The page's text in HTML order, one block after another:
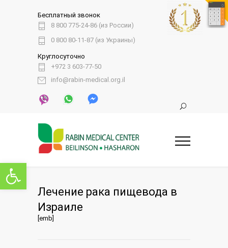
Открыть панель инструментов
Бесплатный звонок
8 800 775-24-86 (из России)
0 800 80-11-87 (из Украины)
Круглосуточно
+972 3 603-77-50
info@rabin-medical.org.il
Лечение рака пищевода в
Израиле
[emb]